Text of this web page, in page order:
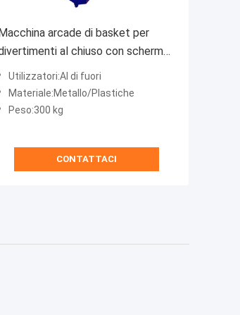
Macchina arcade di basket per
al chiuso con schermo
LCD da 55 pollici
Utilizzatori:Al di fuori
Materiale:Metallo/Plastiche
Peso:300 kg
CONTATTACI